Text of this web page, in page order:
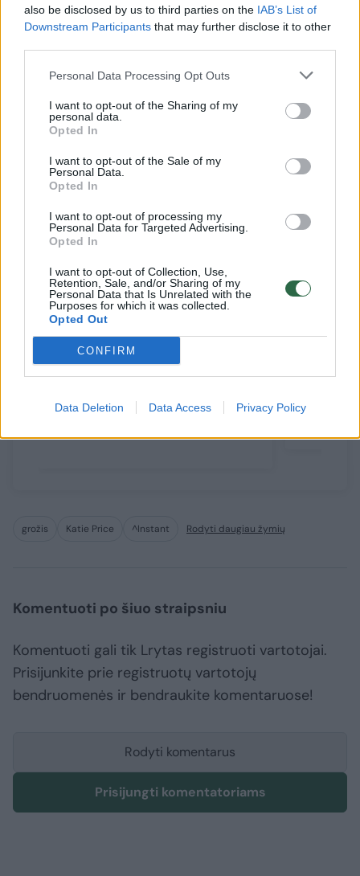
also be disclosed by us to third parties on the IAB’s List of
Downstream Participants that may further disclose it to other
Personal Data Processing Opt Outs
I want to opt-out of the Sharing of my
personal data.
Opted In
I want to opt-out of the Sale of my
Personal Data.
Opted In
I want to opt-out of processing my
Personal Data for Targeted Advertising.
Opted In
I want to opt-out of Collection, Use,
Retention, Sale, and/or Sharing of my
Personal Data that Is Unrelated with the
Purposes for which it was collected.
Opted Out
CONFIRM
Data Deletion Data Access Privacy Policy
„Jos dabar atrodo šiek tiek patinusios, bet
susitvarkys. Ellie įdėjo dar šiek tiek užpildo,
kad jos atrodytų gražiai“, – situaciją
komentavo Katie Price.
Susiję straipsniai
Įtūžę K. Price kaimynai
namus – šiukšlynas, ramybę
sūnaus:
grožis Katie Price ^Instant Rodyti daugiau žymių
Komentuoti po šiuo straipsniu
Komentuoti gali tik Lrytas registruoti vartotojai.
Prisijunkite prie registruotų vartotojų
bendruomenės ir bendraukite komentaruose!
Rodyti komentarus
Prisijungti komentatoriams